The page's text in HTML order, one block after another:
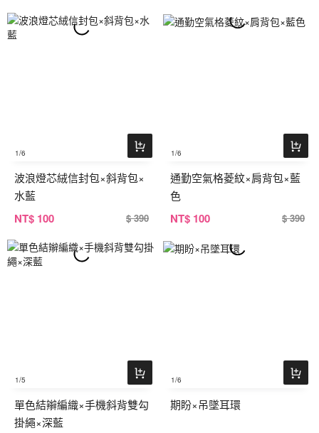
1/6
波浪燈芯絨信封包×斜背包×
水藍
NT$ 100 $ 390
1/6
通勤空氣格菱紋×肩背包×藍
色
NT$ 100 $ 390
1/5
單色結辮編織×手機斜背雙勾
掛繩×深藍
1/6
期盼×吊墜耳環